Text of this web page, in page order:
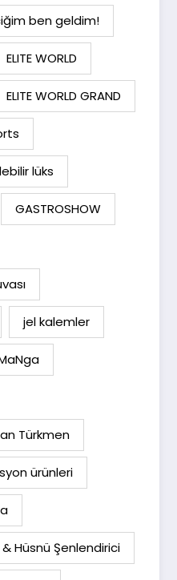
ben geldim!
ELITE WORLD
ELITE WORLD GRAND
lüks
GASTROSHOW
jel kalemler
Türkmen
ürünleri
Hüsnü Şenlendirici